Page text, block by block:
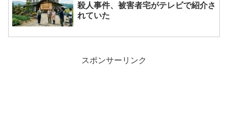
殺人事件、被害者宅がテレビで紹介さ
れていた
スポンサーリンク